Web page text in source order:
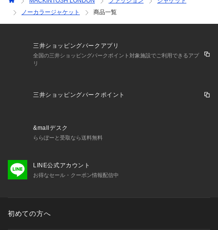
ノーカラージャケット
商品一覧
三井ショッピングパークアプリ
全国の三井ショッピングパークポイント対象施設でご利用できるアプ
リ
三井ショッピングパークポイント
&mallデスク
ららぽーと受取なら送料無料
LINE公式アカウント
お得なセール・クーポン情報配信中
初めての方へ